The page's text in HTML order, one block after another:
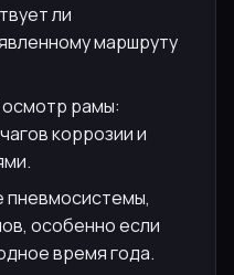
ли
маршруту
рамы:
коррозии и
пневмосистемы,
особенно если
время года.